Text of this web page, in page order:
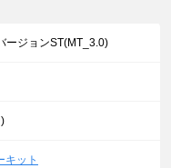
ージョンST(MT_3.0)
キット